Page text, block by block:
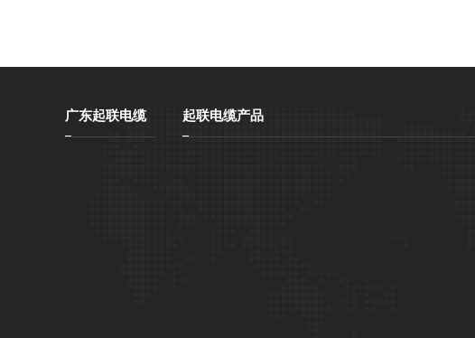
广东起联电缆 起联电缆产品